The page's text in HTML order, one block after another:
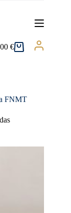
€
FNMT